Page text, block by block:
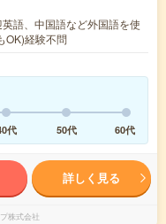
語、中国語など外国語を使
OK)経験不問
代 50代 60代
詳しく見る
株式会社